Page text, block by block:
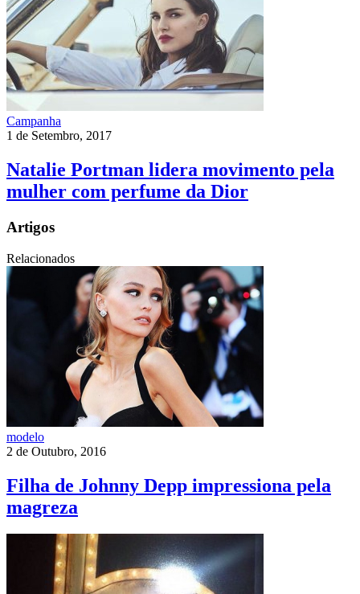
Campanha
1 de Setembro, 2017
Natalie Portman lidera movimento pela
mulher com perfume da Dior
Artigos
Relacionados
modelo
2 de Outubro, 2016
Filha de Johnny Depp impressiona pela
magreza